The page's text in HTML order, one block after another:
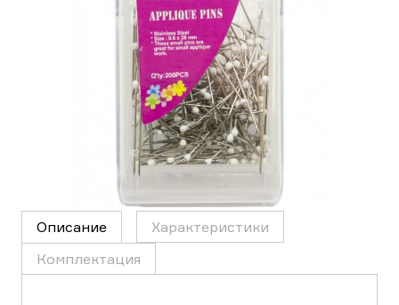
Описание
Характеристики
Комплектация